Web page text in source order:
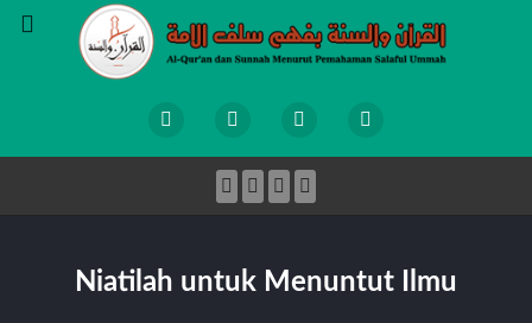
Niatilah untuk Menuntut Ilmu